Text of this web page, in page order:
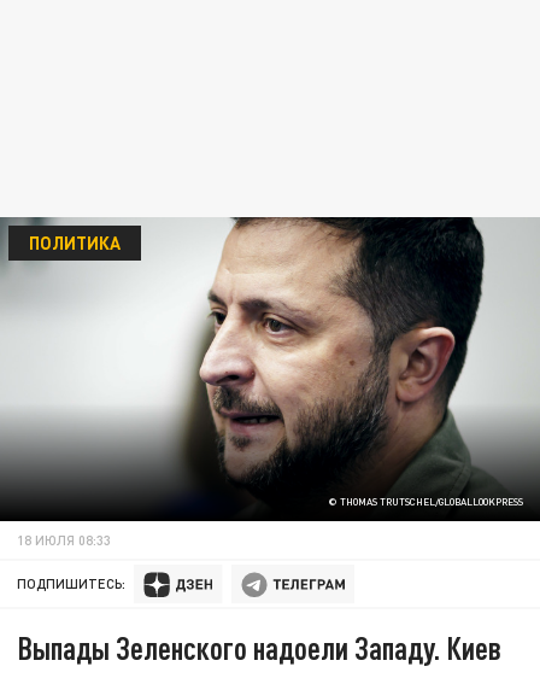
© THOMAS TRUTSCHEL/GLOBALLOOKPRESS
ПОЛИТИКА
18 ИЮЛЯ 08:33
ПОДПИШИТЕСЬ:
Выпады Зеленского надоели Западу. Киев